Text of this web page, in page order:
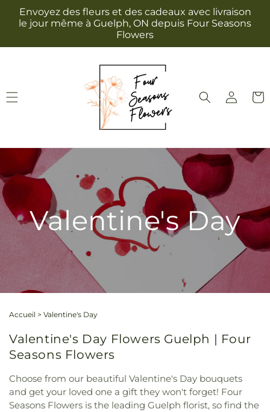
passer
au
Envoyez des fleurs et des cadeaux avec livraison
le jour même à Guelph, ON depuis Four Seasons
Flowers
Connexion
Valentine's Day
Accueil > Valentine's Day
Valentine's Day Flowers Guelph | Four
Seasons Flowers
Choose from our beautiful Valentine's Day bouquets
and get your loved one a gift they won't forget! Four
Seasons Flowers is the leading Guelph florist, so find the